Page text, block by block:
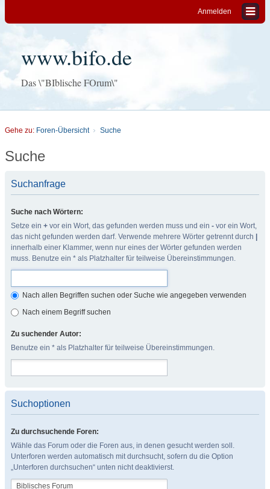
Anmelden
www.bifo.de
Das \"BIblische FOrum\"
Gehe zu: Foren-Übersicht Suche
Suche
Suchanfrage
Suche nach Wörtern:
Setze ein + vor ein Wort, das gefunden werden muss und ein - vor ein Wort,
das nicht gefunden werden darf. Verwende mehrere Wörter getrennt durch
innerhalb einer Klammer, wenn nur eines der Wörter gefunden werden
muss. Benutze ein * als Platzhalter für teilweise Übereinstimmungen.
Nach allen Begriffen suchen oder Suche wie angegeben verwenden
Nach einem Begriff suchen
Zu suchender Autor:
Benutze ein * als Platzhalter für teilweise Übereinstimmungen.
Suchoptionen
Zu durchsuchende Foren:
Wähle das Forum oder die Foren aus, in denen gesucht werden soll.
Unterforen werden automatisch mit durchsucht, sofern du die Option
„Unterforen durchsuchen“ unten nicht deaktivierst.